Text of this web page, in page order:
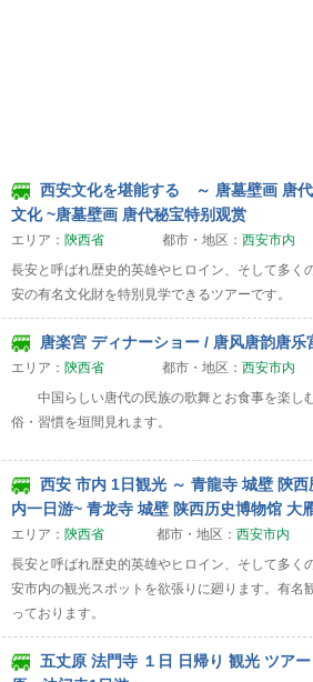
西安文化を堪能する ～ 唐墓壁画 唐
文化 ~唐墓壁画 唐代秘宝特别观赏
エリア： 陝西省 都市・地区： 西安市内
長安と呼ばれ歴史的英雄やヒロイン、そして多く
安の有名文化財を特別見学できるツアーです。
唐楽宮 ディナーショー / 唐风唐韵唐乐
エリア： 陝西省 都市・地区： 西安市内
中国らしい唐代の民族の歌舞とお食事を楽し
俗・習慣を垣間見れます。
西安 市内 1日観光 ～ 青龍寺 城壁 陝
内一日游~ 青龙寺 城壁 陕西历史博物馆 大
エリア： 陝西省 都市・地区： 西安市内
長安と呼ばれ歴史的英雄やヒロイン、そして多く
安市内の観光スポットを欲張りに廻ります。有名
っております。
五丈原 法門寺 １日 日帰り 観光 ツア